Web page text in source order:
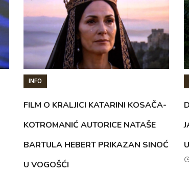
INFO
FILM O KRALJICI KATARINI KOSAČA-
KOTROMANIĆ AUTORICE NATAŠE
BARTULA HEBERT PRIKAZAN SINOĆ
U VOGOŠĆI